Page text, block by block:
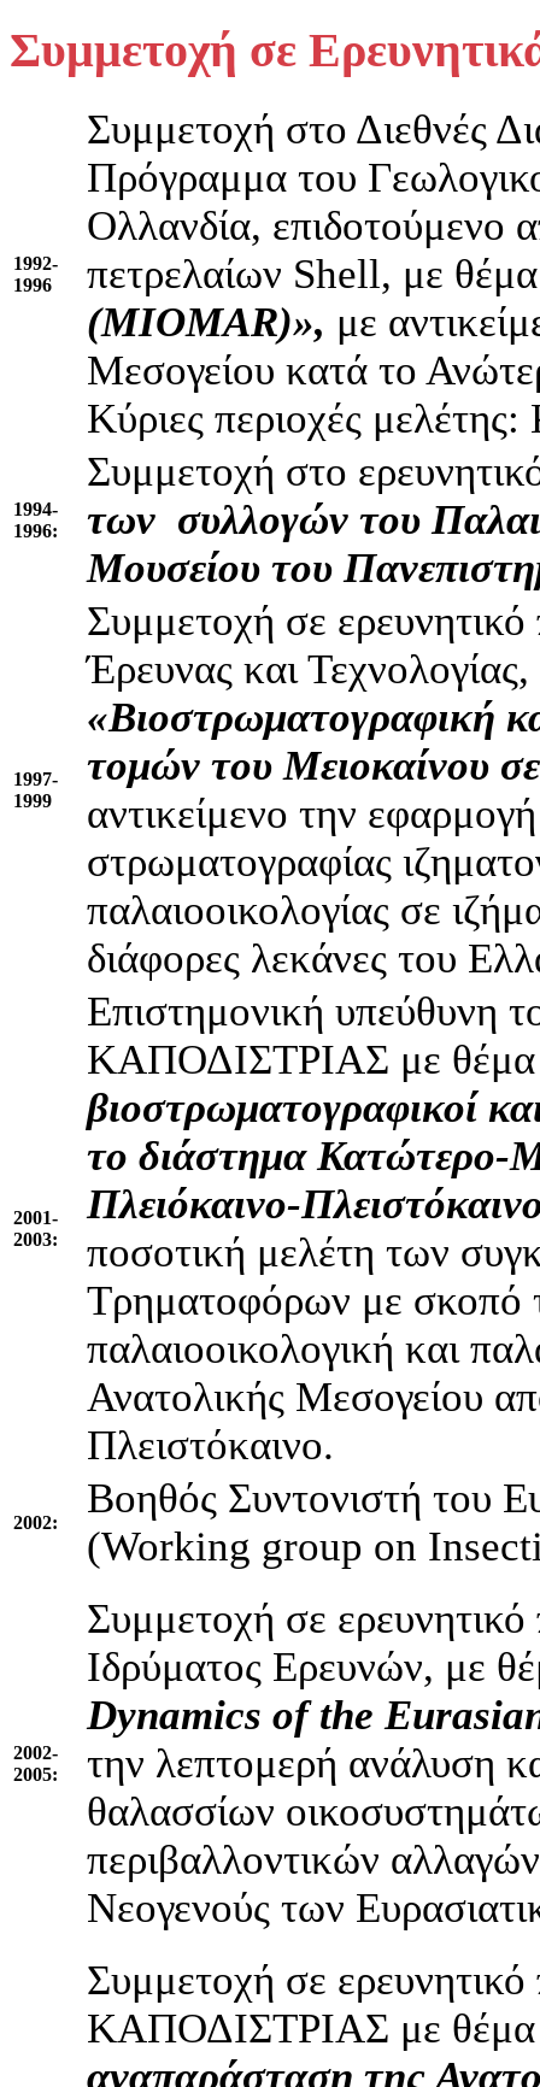
Συμμετοχή σε
1992-
1996
Συμμετοχή στο Διεθνές
Πρόγραμμα του
Ολλανδία, επιδοτούμενο
πετρελαίων Shell, με
(MIOMAR)», με
Μεσογείου κατά το
Κύριες περιοχές
1994-
1996:
Συμμετοχή στο
των συλλογών του
Μουσείου του
1997-
1999
Συμμετοχή σε
Έρευνας και
«Bιοστρωματογραφική
τομών του Μειοκαίνου
αντικείμενο την
στρωματογραφίας
παλαιοοικολογίας σε
διάφορες λεκάνες του
2001-
2003:
Επιστημονική υπεύθυνη
ΚΑΠΟΔΙΣΤΡΙΑΣ με
βιοστρωματογραφικοί
το διάστημα Κατώτερο-
Πλειόκαινο-
ποσοτική μελέτη των
Τρηματοφόρων με σκοπό
παλαιοοικολογική και
Ανατολικής Μεσογείου
Πλειστόκαινο.
2002:
Βοηθός Συντονιστή του
(Working group on
2002-
2005:
Συμμετοχή σε
Ιδρύματος Ερευνών, με
Dynamics of the
την λεπτομερή ανάλυση
θαλασσίων
περιβαλλοντικών
Νεογενούς των
Συμμετοχή σε
ΚΑΠΟΔΙΣΤΡΙΑΣ με
αναπαράσταση της